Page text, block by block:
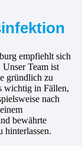
empfiehlt sich
Unser Team ist
gründlich zu
wichtig in Fällen,
nach
bewährte
hinterlassen.